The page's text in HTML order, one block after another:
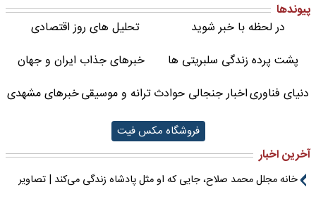
پیوندها
در لحظه با خبر شوید
تحلیل های روز اقتصادی
پشت پرده زندگی سلبریتی ها
خبرهای جذاب ایران و جهان
دنیای فناوریاخبار جنجالی حوادثترانه و موسیقیخبرهای مشهدی
فروشگاه مکس فیت
آخرین اخبار
خانه مجلل محمد صلاح، جایی که او مثل پادشاه زندگی می‌کند | تصاویر